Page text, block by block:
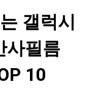
갤럭시
사필름
10